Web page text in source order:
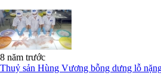
8 năm trước
Thuỷ sản Hùng Vương bỗng dưng lỗ